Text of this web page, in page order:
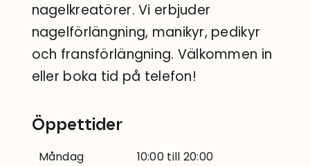
nagelkreatörer. Vi erbjuder
nagelförlängning, manikyr, pedikyr
och fransförlängning. Välkommen in
eller boka tid på telefon!
Öppettider
Måndag 10:00 till 20:00